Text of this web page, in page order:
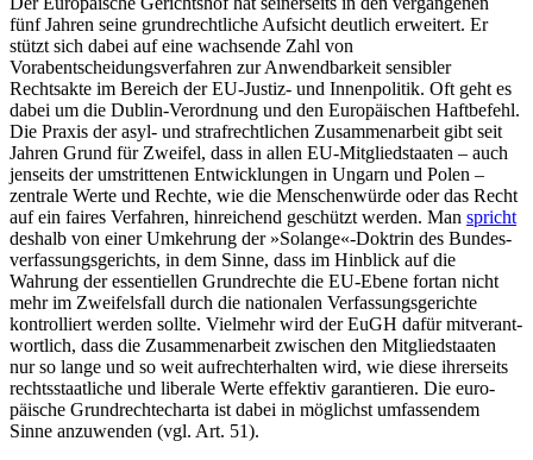
fünf Jahren seine grund­rechtliche Aufsicht deutlich erweitert. Er
stützt sich dabei auf eine wachsende Zahl von
Vorabentscheidungsverfahren zur An­wendbarkeit sensibler
Rechtsakte im Be­reich der EU-Justiz- und Innenpolitik. Oft geht es
dabei um die Dublin-Verordnung und den Europäischen Haftbefehl.
Die Praxis der asyl- und strafrechtlichen Zusammenarbeit gibt seit
Jahren Grund für Zweifel, dass in allen EU-Mitgliedstaaten – auch
jenseits der umstrittenen Entwicklungen in Ungarn und Polen –
zentrale Werte und Rechte, wie die Menschenwürde oder das Recht
auf ein faires Verfahren, hinreichend geschützt werden. Man spricht
deshalb von einer Um­kehrung der »Solange«-Doktrin des Bundes­
verfassungsgerichts, in dem Sinne, dass im Hinblick auf die
Wahrung der essen­tiellen Grundrechte die EU-Ebene fortan nicht
mehr im Zweifelsfall durch die nationalen Ver­fassungsgerichte
kontrolliert werden sollte. Vielmehr wird der EuGH dafür mitverant­
wortlich, dass die Zusammenarbeit zwi­schen den Mitgliedstaaten
nur so lange und so weit aufrechterhalten wird, wie diese ihrer­seits
rechtsstaatliche und liberale Werte effektiv garantieren. Die euro­
päische Grund­rechte­charta ist dabei in mög­lichst umfas­sendem
Sinne anzuwenden (vgl. Art. 51).